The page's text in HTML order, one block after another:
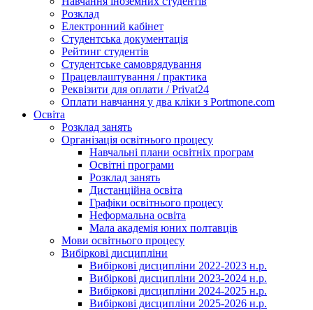
Розклад
Електронний кабінет
Студентська документація
Рейтинг студентів
Студентське самоврядування
Працевлаштування / практика
Реквізити для оплати / Privat24
Оплати навчання у два кліки з Portmone.com
Освіта
Розклад занять
Організація освітнього процесу
Навчальні плани освітніх програм
Освітні програми
Розклад занять
Дистанційна освіта
Графіки освітнього процесу
Неформальна освіта
Мала академія юних полтавців
Мови освітнього процесу
Вибіркові дисципліни
Вибіркові дисципліни 2022-2023 н.р.
Вибіркові дисципліни 2023-2024 н.р.
Вибіркові дисципліни 2024-2025 н.р.
Вибіркові дисципліни 2025-2026 н.р.